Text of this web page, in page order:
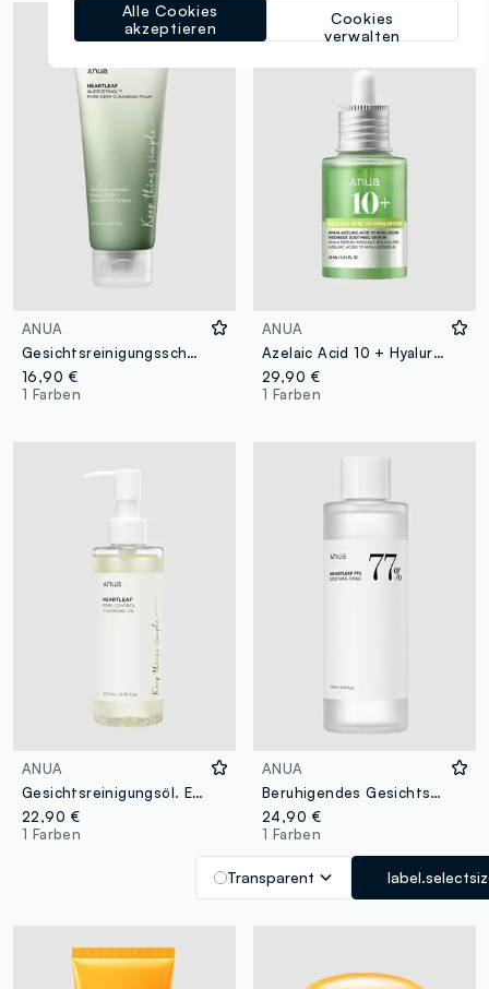
ANUA
Gesichtsreinigungsschaum. Reinigt sanft und hinterlässt frische Haut - Koreanische Hautpflege
16,90 €
1 Farben
ANUA
Azelaic Acid 10 + Hyaluron Serum gegen Rötungen 30 ml – Korean Skincare
29,90 €
1 Farben
ANUA
Gesichtsreinigungsöl. Entfernt Make-up und Verunreinigungen und hinterlässt weiche Haut - Koreanische Hautpflege
22,90 €
1 Farben
ANUA
Beruhigendes Gesichtswasser. Frische und Komfort für die Haut - Koreanische Hautpflege
24,90 €
1 Farben
Transparent
Cookies
verwalten
Alle Cookies
akzeptieren